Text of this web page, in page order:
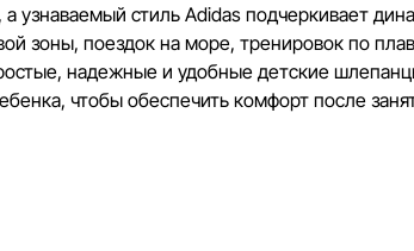
узнаваемый стиль Adidas подчеркивает
зоны, поездок на море, тренировок по
надежные и удобные детские
чтобы обеспечить комфорт после